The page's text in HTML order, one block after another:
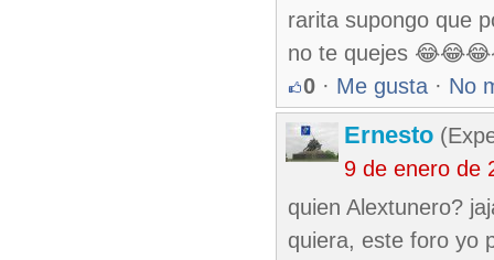
rarita supongo que
no te quejes
0 · Me gusta · No
Ernesto
9 de enero de
quien Alextunero?
quiera, este foro yo